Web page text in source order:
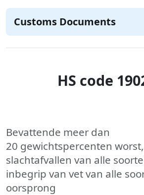
Customs Documents
HS code
Bevattende meer dan
20 gewichtspercenten
slachtafvallen van alle
inbegrip van vet van alle
oorsprong